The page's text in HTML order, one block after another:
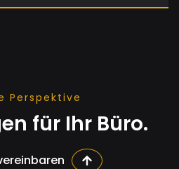
Perspektive
für Ihr Büro.